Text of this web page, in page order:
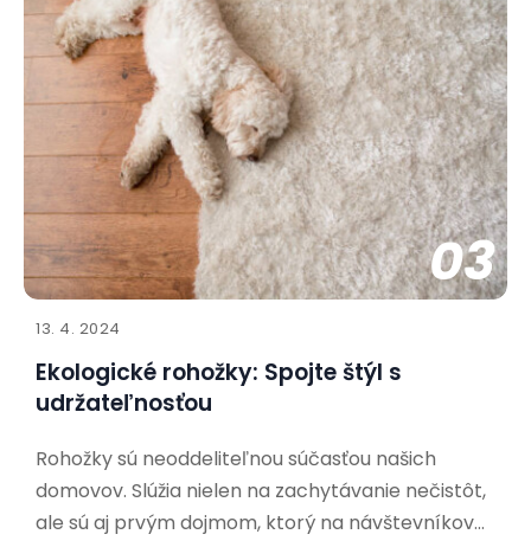
najvhodnejšie pre alergikov? Pri výbere rohožky
pre alergikov
03
13. 4. 2024
Ekologické rohožky: Spojte štýl s
udržateľnosťou
Rohožky sú neoddeliteľnou súčasťou našich
domovov. Slúžia nielen na zachytávanie nečistôt,
ale sú aj prvým dojmom, ktorý na návštevníkov